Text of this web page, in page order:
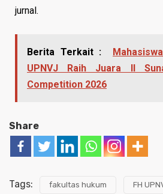
jurnal.
Berita Terkait :
UPNVJ Raih Juara II
Competition 2026
Share
Tags: fakultas hukum FH